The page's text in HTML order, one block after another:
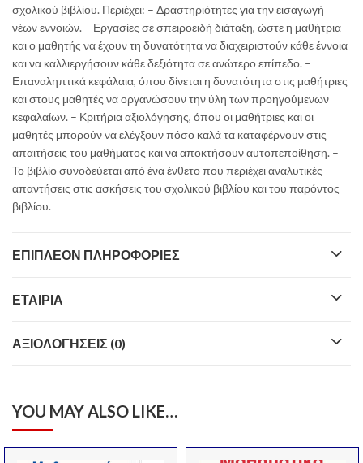
σχολικού βιβλίου. Περιέχει: – Δραστηριότητες για την εισαγωγή
νέων εννοιών. – Εργασίες σε σπειροειδή διάταξη, ώστε η μαθήτρια
και ο μαθητής να έχουν τη δυνατότητα να διαχειριστούν κάθε έννοια
και να καλλιεργήσουν κάθε δεξιότητα σε ανώτερο επίπεδο. –
Επαναληπτικά κεφάλαια, όπου δίνεται η δυνατότητα στις μαθήτριες
και στους μαθητές να οργανώσουν την ύλη των προηγούμενων
κεφαλαίων. – Κριτήρια αξιολόγησης, όπου οι μαθήτριες και οι
μαθητές μπορούν να ελέγξουν πόσο καλά τα καταφέρνουν στις
απαιτήσεις του μαθήματος και να αποκτήσουν αυτοπεποίθηση. –
Το βιβλίο συνοδεύεται από ένα ένθετο που περιέχει αναλυτικές
απαντήσεις στις ασκήσεις του σχολικού βιβλίου και του παρόντος
βιβλίου.
ΕΠΙΠΛΈΟΝ ΠΛΗΡΟΦΟΡΊΕΣ
ΕΤΑΙΡΊΑ
ΑΞΙΟΛΟΓΉΣΕΙΣ (0)
YOU MAY ALSO LIKE…